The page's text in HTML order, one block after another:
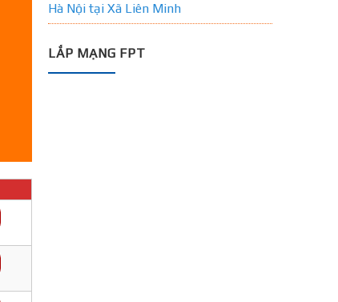
Hà Nội tại Xã Liên Minh
LẮP MẠNG FPT